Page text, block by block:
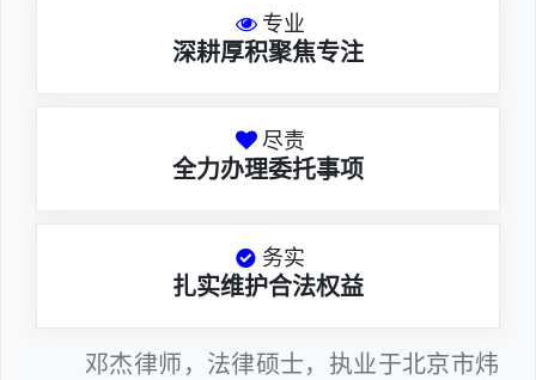
专业
深耕厚积聚焦专注
尽责
全力办理委托事项
务实
扎实维护合法权益
邓杰律师，法律硕士，执业于北京市炜